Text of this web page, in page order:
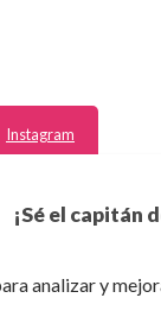
¡Sé el capitán
analizar y
Instagram